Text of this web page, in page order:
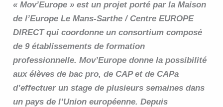
« Mov’Europe » est un projet porté par la Maison
de l’Europe Le Mans-Sarthe / Centre EUROPE
DIRECT qui coordonne un consortium composé
de 9 établissements de formation
professionnelle. Mov’Europe donne la possibilité
aux élèves de bac pro, de CAP et de CAPa
d’effectuer un stage de plusieurs semaines dans
un pays de l’Union européenne. Depuis